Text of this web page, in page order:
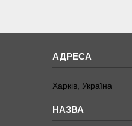
Харків, Україна